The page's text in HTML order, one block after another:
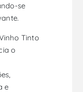
se
Tinto
o
e